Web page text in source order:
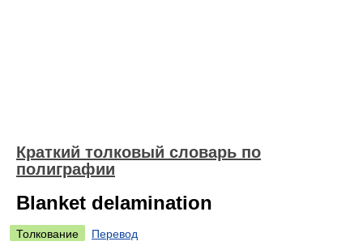
Краткий толковый словарь по
полиграфии
Blanket delamination
Толкование
Перевод